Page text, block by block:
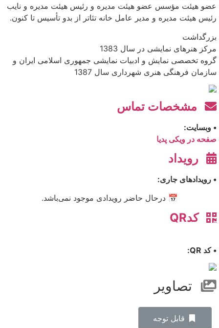
عضو هیئت مؤسس عضو هیئت مدیره و رئیس هیئت مدیره و نایب
رئیس هیئت مدیره و مدیر عامل خانه تئاتر از بدو تأسیس تا کنون.
بزرگداشت
مرکز هنرهای نمایشی در سال 1383
گروه تخصصی نمایش و ادبیات نمایشی جمهوری اسلامی ایران و
سازمان فرهنگی هنری شهرداری سال 1387
مشخصات تماس
• وبسایت:
صفحه در ویکی پدیا
رویداد
• رویدادهای جاری:
📅 درحال حاضر رویدادی موجود نمی‌باشد.
کدQR
• کد QR:
تصاویر
‌قابل توجه